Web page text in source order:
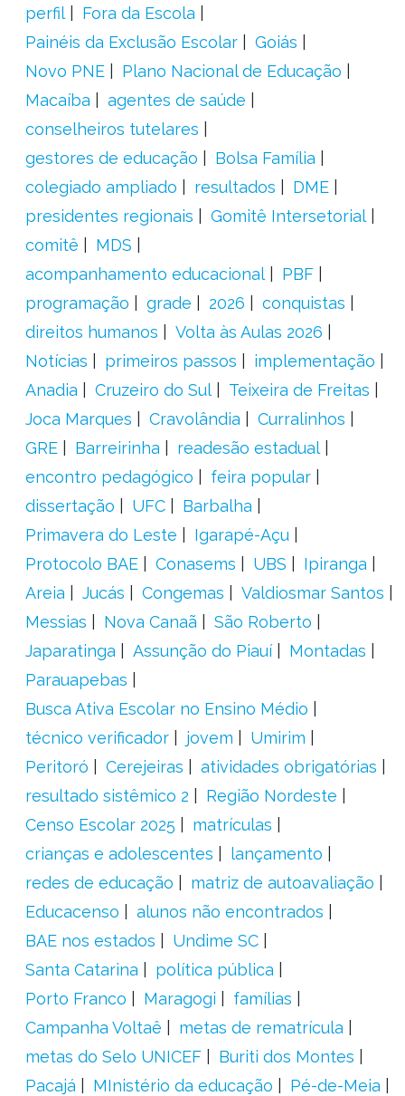
perfil
Fora da Escola
Painéis da Exclusão Escolar
Goiás
Novo PNE
Plano Nacional de Educação
Macaíba
agentes de saúde
conselheiros tutelares
gestores de educação
Bolsa Família
colegiado ampliado
resultados
DME
presidentes regionais
Gomitê Intersetorial
comitê
MDS
acompanhamento educacional
PBF
programação
grade 2026
conquistas
direitos humanos
Volta às Aulas 2026
Notícias
primeiros passos
implementação
Anadia
Cruzeiro do Sul
Teixeira de Freitas
Joca Marques
Cravolândia
Curralinhos
GRE
Barreirinha
readesão estadual
encontro pedagógico
feira popular
dissertação
UFC
Barbalha
Primavera do Leste
Igarapé-Açu
Protocolo BAE
Conasems UBS
Ipiranga
Areia
Jucás Congemas
Valdiosmar Santos
Messias
Nova Canaã
São Roberto
Japaratinga
Assunção do Piauí
Montadas
Parauapebas
Busca Ativa Escolar no Ensino Médio
técnico verificador
jovem
Umirim
Peritoró
Cerejeiras
atividades obrigatórias
resultado sistêmico 2
Região Nordeste
Censo Escolar 2025
matrículas
crianças e adolescentes
lançamento
redes de educação
matriz de autoavaliação
Educacenso
alunos não encontrados
BAE nos estados
Undime SC
Santa Catarina
política pública
Porto Franco
Maragogi
famílias
Campanha Voltaê
metas de rematrícula
metas do Selo UNICEF
Buriti dos Montes
Pacajá
MInistério da educação
Pé-de-Meia